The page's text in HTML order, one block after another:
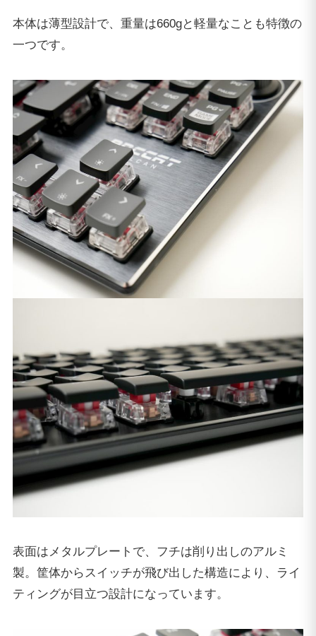
本体は薄型設計で、重量は660gと軽量なことも特徴の
一つです。
表面はメタルプレートで、フチは削り出しのアルミ
製。筐体からスイッチが飛び出した構造により、ライ
ティングが目立つ設計になっています。